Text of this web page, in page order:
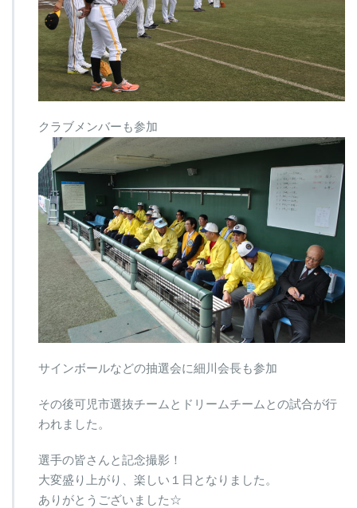
クラブメンバーも参加
サインボールなどの抽選会に細川会長も参加
その後可児市選抜チームとドリームチームとの試合が行
われました。
選手の皆さんと記念撮影！
大変盛り上がり、楽しい１日となりました。
ありがとうございました☆